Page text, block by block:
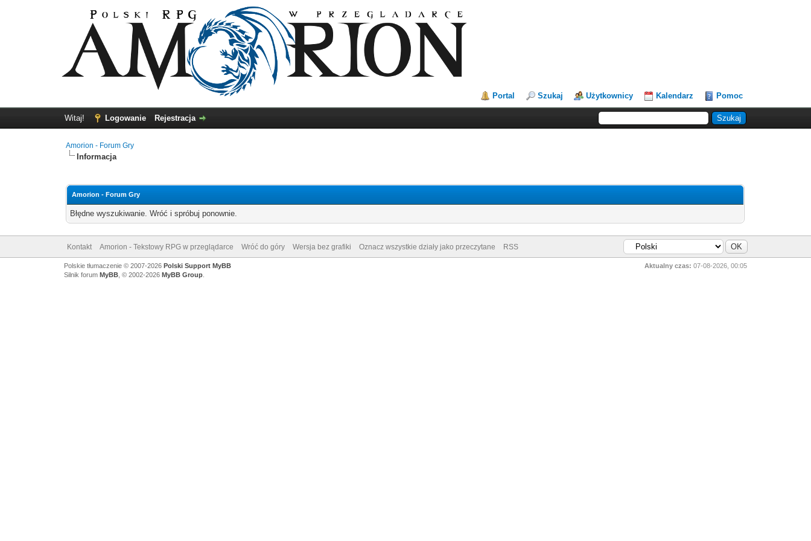
Portal Szukaj Użytkownicy Kalendarz Pomoc
Witaj! Logowanie Rejestracja
Amorion - Forum Gry
Informacja
Amorion - Forum Gry
Błędne wyszukiwanie. Wróć i spróbuj ponownie.
Kontakt Amorion - Tekstowy RPG w przeglądarce Wróć do góry Wersja bez grafiki Oznacz wszystkie działy jako przeczytane RSS
Aktualny czas: 07-08-2026, 00:05
Polskie tłumaczenie © 2007-2026 Polski Support MyBB
Silnik forum MyBB, © 2002-2026 MyBB Group.